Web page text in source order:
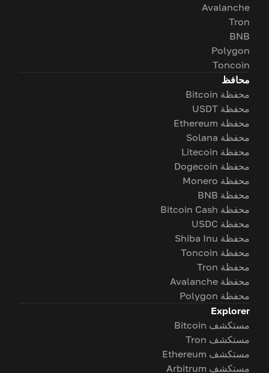
Avalanche
Tron
BNB
Polygon
Toncoin
محافظ
محفظة Bitcoin
محفظة USDT
محفظة Ethereum
محفظة Solana
محفظة Litecoin
محفظة Dogecoin
محفظة Monero
محفظة BNB
محفظة Bitcoin Cash
محفظة USDC
محفظة Shiba Inu
محفظة Toncoin
محفظة Tron
محفظة Avalanche
محفظة Polygon
Explorer
مستكشف Bitcoin
مستكشف Tron
مستكشف Ethereum
مستكشف Arbitrum